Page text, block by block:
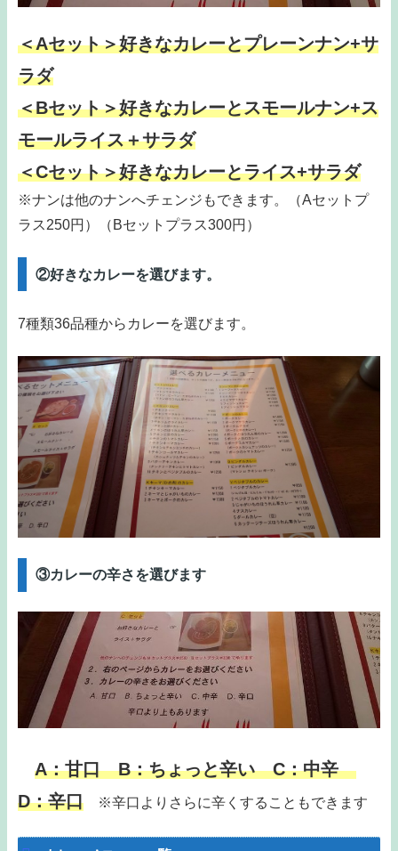
＜Aセット＞好きなカレーとプレーンナン+サ
ラダ
＜Bセット＞好きなカレーとスモールナン+ス
モールライス＋サラダ
＜Cセット＞好きなカレーとライス+サラダ
※ナンは他のナンへチェンジもできます。（Aセットプ
ラス250円）（Bセットプラス300円）
②好きなカレーを選びます。
7種類36品種からカレーを選びます。
③カレーの辛さを選びます
A：甘口 B：ちょっと辛い C：中辛
D：辛口 ※辛口よりさらに辛くすることもできます